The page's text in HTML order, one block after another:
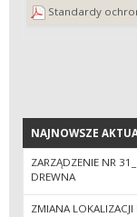
Standardy
NAJNOWSZE
NAJNOWSZE
ZARZĄDZENIE NR
DREWNA
ZMIANA